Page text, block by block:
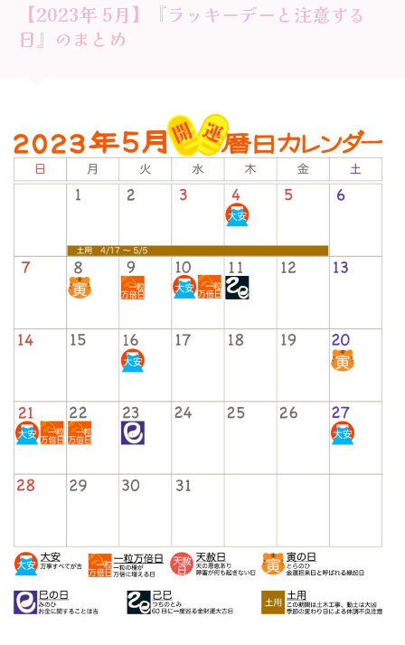
【2023年 5月】『ラッキーデーと注意する
日』のまとめ